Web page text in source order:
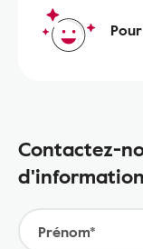
Contactez-
Prénom*